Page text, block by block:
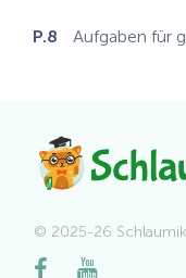
P.8 Aufgaben für
© 2025-26